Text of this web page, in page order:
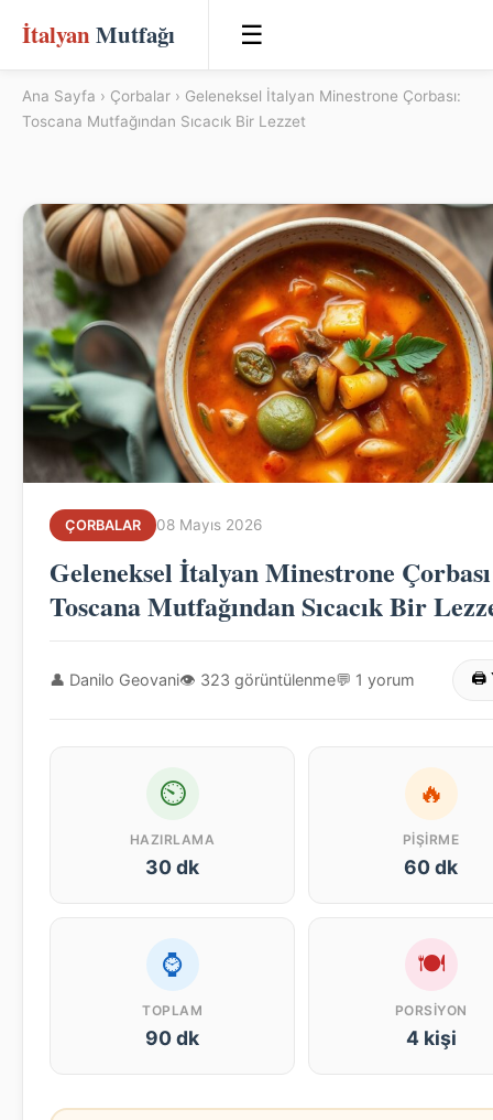
İtalyan Mutfağı ☰
Ana Sayfa › Çorbalar › Geleneksel İtalyan Minestrone Çorbası:
Toscana Mutfağından Sıcacık Bir Lezzet
ÇORBALAR 08 Mayıs 2026
Geleneksel İtalyan Minestrone
Toscana Mutfağından Sıcacık Bir
👤 Danilo Geovani👁 323 görüntülenme💬 1 yorum 🖨
⏲
HAZIRLAMA
30 dk
🔥
PIŞIRME
60 dk
⌚
TOPLAM
90 dk
🍽
PORSIYON
4 kişi